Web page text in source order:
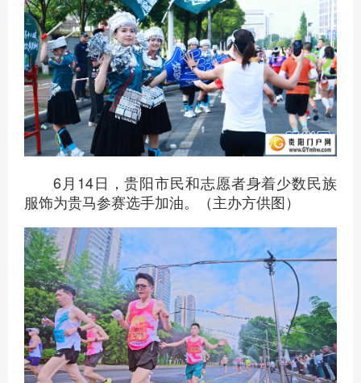
6月14日，贵阳市民和志愿者身着少数民族
服饰为贵马参赛选手加油。（主办方供图）